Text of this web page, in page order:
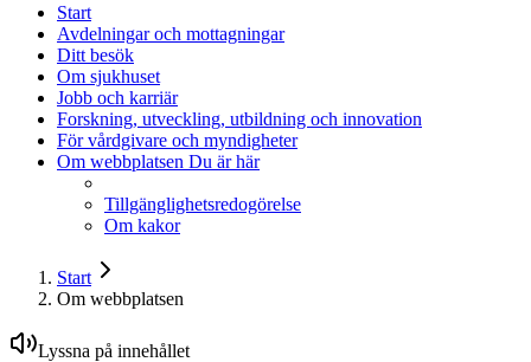
Start
Avdelningar och mottagningar
Ditt besök
Om sjukhuset
Jobb och karriär
Forskning, utveckling, utbildning och innovation
För vårdgivare och myndigheter
Om webbplatsen Du är här
Tillgänglighetsredogörelse
Om kakor
Start
Om webbplatsen
Lyssna på innehållet